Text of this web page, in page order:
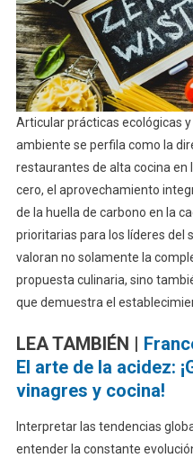
Articular prácticas ecológicas
ambiente se perfila como la
restaurantes de alta cocina en
cero, el aprovechamiento
de la huella de carbono en la
prioritarias para los líderes del
valoran no solamente la
propuesta culinaria, sino
que demuestra el
LEA TAMBIÉN |
El arte de la acidez:
vinagres y cocina!
Interpretar las tendencias
entender la constante